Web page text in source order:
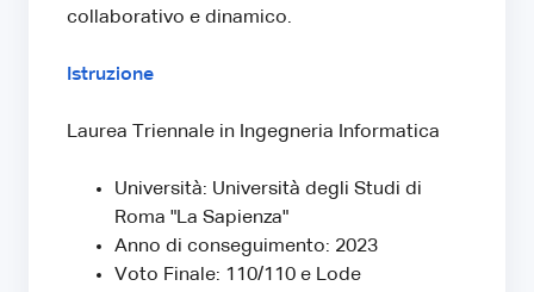
collaborativo e dinamico.
Istruzione
Laurea Triennale in Ingegneria Informatica
Università: Università degli Studi di
Roma "La Sapienza"
Anno di conseguimento: 2023
Voto Finale: 110/110 e Lode